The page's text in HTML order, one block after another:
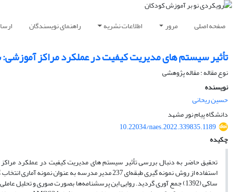
صفحه اصلی مرور اطلاعات نشریه راهنمای نویسندگان
تأثیر سیستم های مدیریت کیفیت در عملکرد مراکز
نوع مقاله : مقاله پژوهشی
نویسنده
حسین ریحانی
دانشگاه پیام نور مشهد
10.22034/naes.2022.339835.1189
چکیده
ساکی (1392) جمع آوری گردید. روایی این پرسشنامه‌ها بصورت صوری و